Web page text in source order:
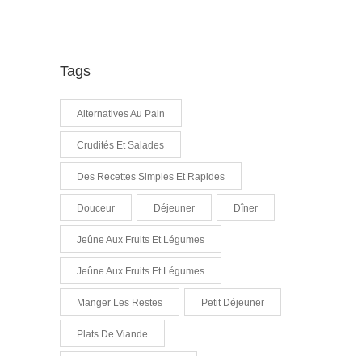
Tags
Alternatives Au Pain
Crudités Et Salades
Des Recettes Simples Et Rapides
Douceur Déjeuner Dîner
Jeûne Aux Fruits Et Légumes
Jeûne Aux Fruits Et Légumes
Manger Les Restes Petit Déjeuner
Plats De Viande